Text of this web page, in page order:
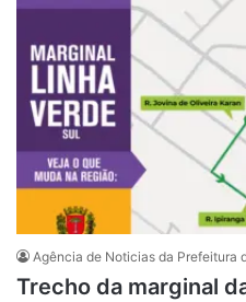
Agência de Noticias da Prefeitura
Trecho da marginal